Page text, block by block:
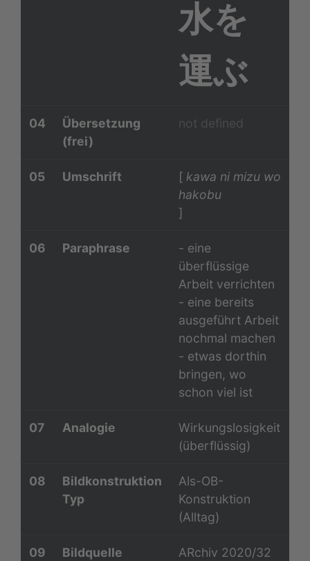
水を
運ぶ
04
Übersetzung
(frei)
not defined
05 Umschrift [ kawa ni mizu wo
hakobu
]
06 Paraphrase
- eine
überflüssige
Arbeit verrichten
- eine bereits
ausgeführt Arbeit
nochmal machen
- etwas dorthin
bringen, wo
schon viel ist
07 Analogie
Wirkungslosigkeit
(überflüssig)
08
Bildkonstruktion
Typ
Als-OB-
Konstruktion
(Alltag)
09 Bildquelle ARchiv 2020/32